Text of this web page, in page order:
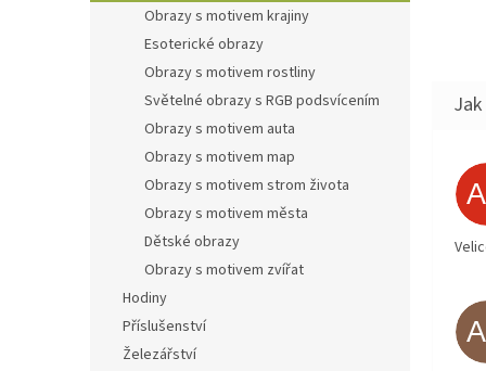
Obrazy s motivem krajiny
Esoterické obrazy
Obrazy s motivem rostliny
Světelné obrazy s RGB podsvícením
Obrazy s motivem auta
Obrazy s motivem map
Obrazy s motivem strom života
Obrazy s motivem města
Dětské obrazy
Obrazy s motivem zvířat
Hodiny
Příslušenství
Železářství